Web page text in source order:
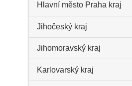
Hlavní město Praha kraj
Jihočeský kraj
Jihomoravský kraj
Karlovarský kraj